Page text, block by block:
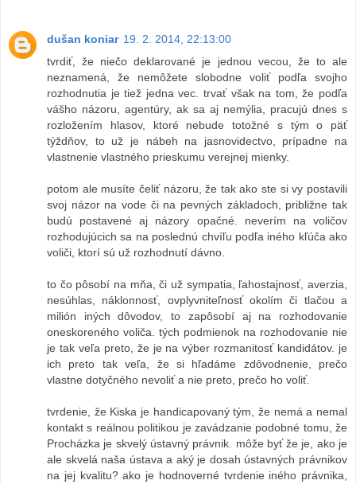
dušan koniar 19. 2. 2014, 22:13:00
tvrdiť, že niečo deklarované je jednou vecou, že to ale
neznamená, že nemôžete slobodne voliť podľa svojho
rozhodnutia je tiež jedna vec. trvať však na tom, že podľa
vášho názoru, agentúry, ak sa aj nemýlia, pracujú dnes s
rozložením hlasov, ktoré nebude totožné s tým o päť
týždňov, to už je nábeh na jasnovidectvo, prípadne na
vlastnenie vlastného prieskumu verejnej mienky.
potom ale musíte čeliť názoru, že tak ako ste si vy postavili
svoj názor na vode či na pevných základoch, približne tak
budú postavené aj názory opačné. neverím na voličov
rozhodujúcich sa na poslednú chvíľu podľa iného kľúča ako
voliči, ktorí sú už rozhodnutí dávno.
to čo pôsobí na mňa, či už sympatia, ľahostajnosť, averzia,
nesúhlas, náklonnosť, ovplyvniteľnosť okolím či tlačou a
milión iných dôvodov, to zapôsobí aj na rozhodovanie
oneskoreného voliča. tých podmienok na rozhodovanie nie
je tak veľa preto, že je na výber rozmanitosť kandidátov. je
ich preto tak veľa, že si hľadáme zdôvodnenie, prečo
vlastne dotyčného nevoliť a nie preto, prečo ho voliť.
tvrdenie, že Kiska je handicapovaný tým, že nemá a nemal
kontakt s reálnou politikou je zavádzanie podobné tomu, že
Procházka je skvelý ústavný právnik. môže byť že je, ako je
ale skvelá naša ústava a aký je dosah ústavných právnikov
na jej kvalitu? ako je hodnoverné tvrdenie iného právnika,